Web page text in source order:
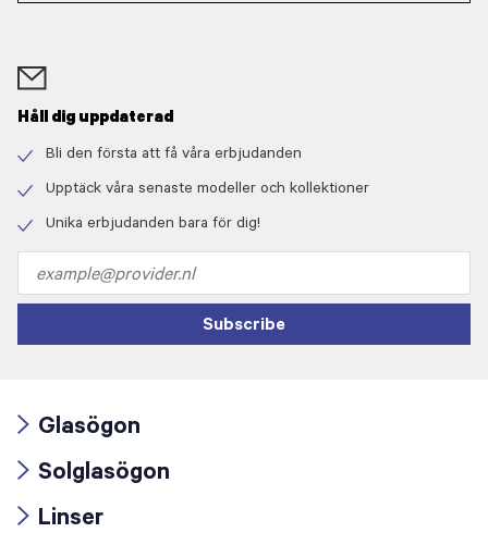
Håll dig uppdaterad
icon
Bli den första att få våra erbjudanden
icon
Upptäck våra senaste modeller och kollektioner
Unika erbjudanden bara för dig!
address
Subscribe
icon
Glasögon
icon
Solglasögon
Linser